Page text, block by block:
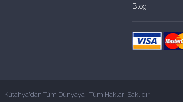
Blog
- Kütahya'dan Tüm Dünyaya | Tüm Hakları Saklıdır.